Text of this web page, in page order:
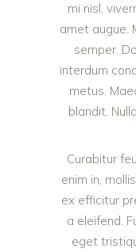
mi nisl,
amet augue.
semper.
interdum
metus.
blandit.
Curabitur
enim in,
ex efficitur
a eleifend.
eget